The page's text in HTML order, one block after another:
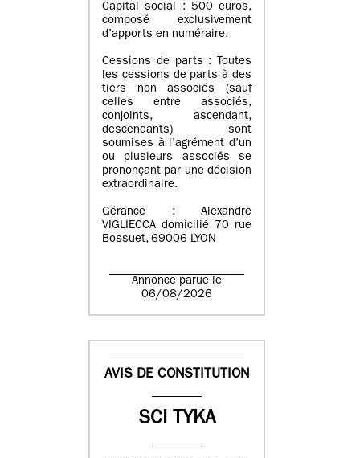
Capital social : 500 euros,
composé exclusivement
d’apports en numéraire.
Cessions de parts : Toutes
les cessions de parts à des
tiers non associés (sauf
celles entre associés,
conjoints, ascendant,
descendants) sont
soumises à l’agrément d’un
ou plusieurs associés se
prononçant par une décision
extraordinaire.
Gérance : Alexandre
VIGLIECCA domicilié 70 rue
Bossuet, 69006 LYON
Annonce parue le
06/08/2026
AVIS DE CONSTITUTION
SCI TYKA